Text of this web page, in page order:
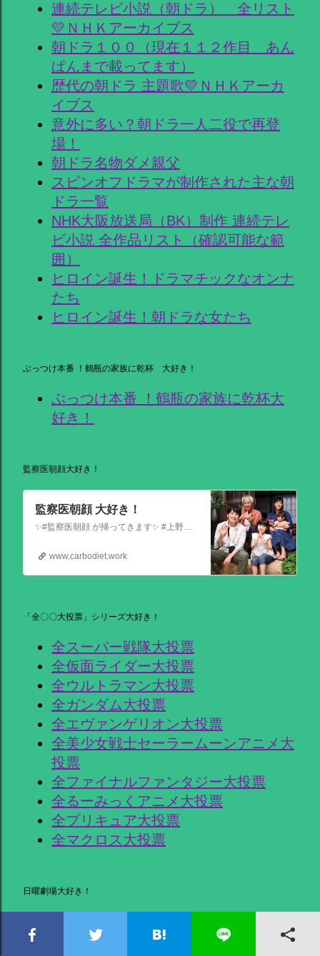
連続テレビ小説（朝ドラ） 全リスト
💛ＮＨＫアーカイブス
朝ドラ１００（現在１１２作目 あん
ぱんまで載ってます）
歴代の朝ドラ 主題歌💛ＮＨＫアーカ
イブス
意外に多い？朝ドラ一人二役で再登
場！
朝ドラ名物ダメ親父
スピンオフドラマが制作された主な朝
ドラ一覧
NHK大阪放送局（BK）制作 連続テレ
ビ小説 全作品リスト（確認可能な範
囲）
ヒロイン誕生！ドラマチックなオンナ
たち
ヒロイン誕生！朝ドラな女たち
ぶっつけ本番 ！鶴瓶の家族に乾杯 大好き！
ぶっつけ本番 ！鶴瓶の家族に乾杯大
好き！
監察医朝顔大好き！
監察医朝顔 大好き！
✨#監察医朝顔 が帰ってきます✨ #上野樹里 主演 『監察医朝顔2025新春SP』 ＼＼1月3日(金)夜9時から／／ 法医学者であり母である 朝顔が人々の最期と向き合う… 父(#時任三郎)との別れ… そして桑原(#風間俊介)が託されたものとは… お正月にぜひ観ていただきたい 温かい物語です
www.carbodiet.work
「全〇〇大投票」シリーズ大好き！
全スーパー戦隊大投票
全仮面ライダー大投票
全ウルトラマン大投票
全ガンダム大投票
全エヴァンゲリオン大投票
全美少女戦士セーラームーンアニメ大
投票
全ファイナルファンタジー大投票
全るーみっくアニメ大投票
全プリキュア大投票
全マクロス大投票
日曜劇場大好き！